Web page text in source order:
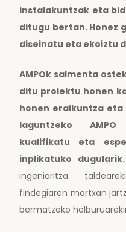
instalakuntzak eta
ditugu bertan. Honez
diseinatu eta ekoiztu
AMPOk salmenta
ditu proiektu honen
honen eraikuntza
laguntzeko AMPO
kualifikatu eta
inplikatuko dugularik.
ingeniaritza
findegiaren martxan
bermatzeko